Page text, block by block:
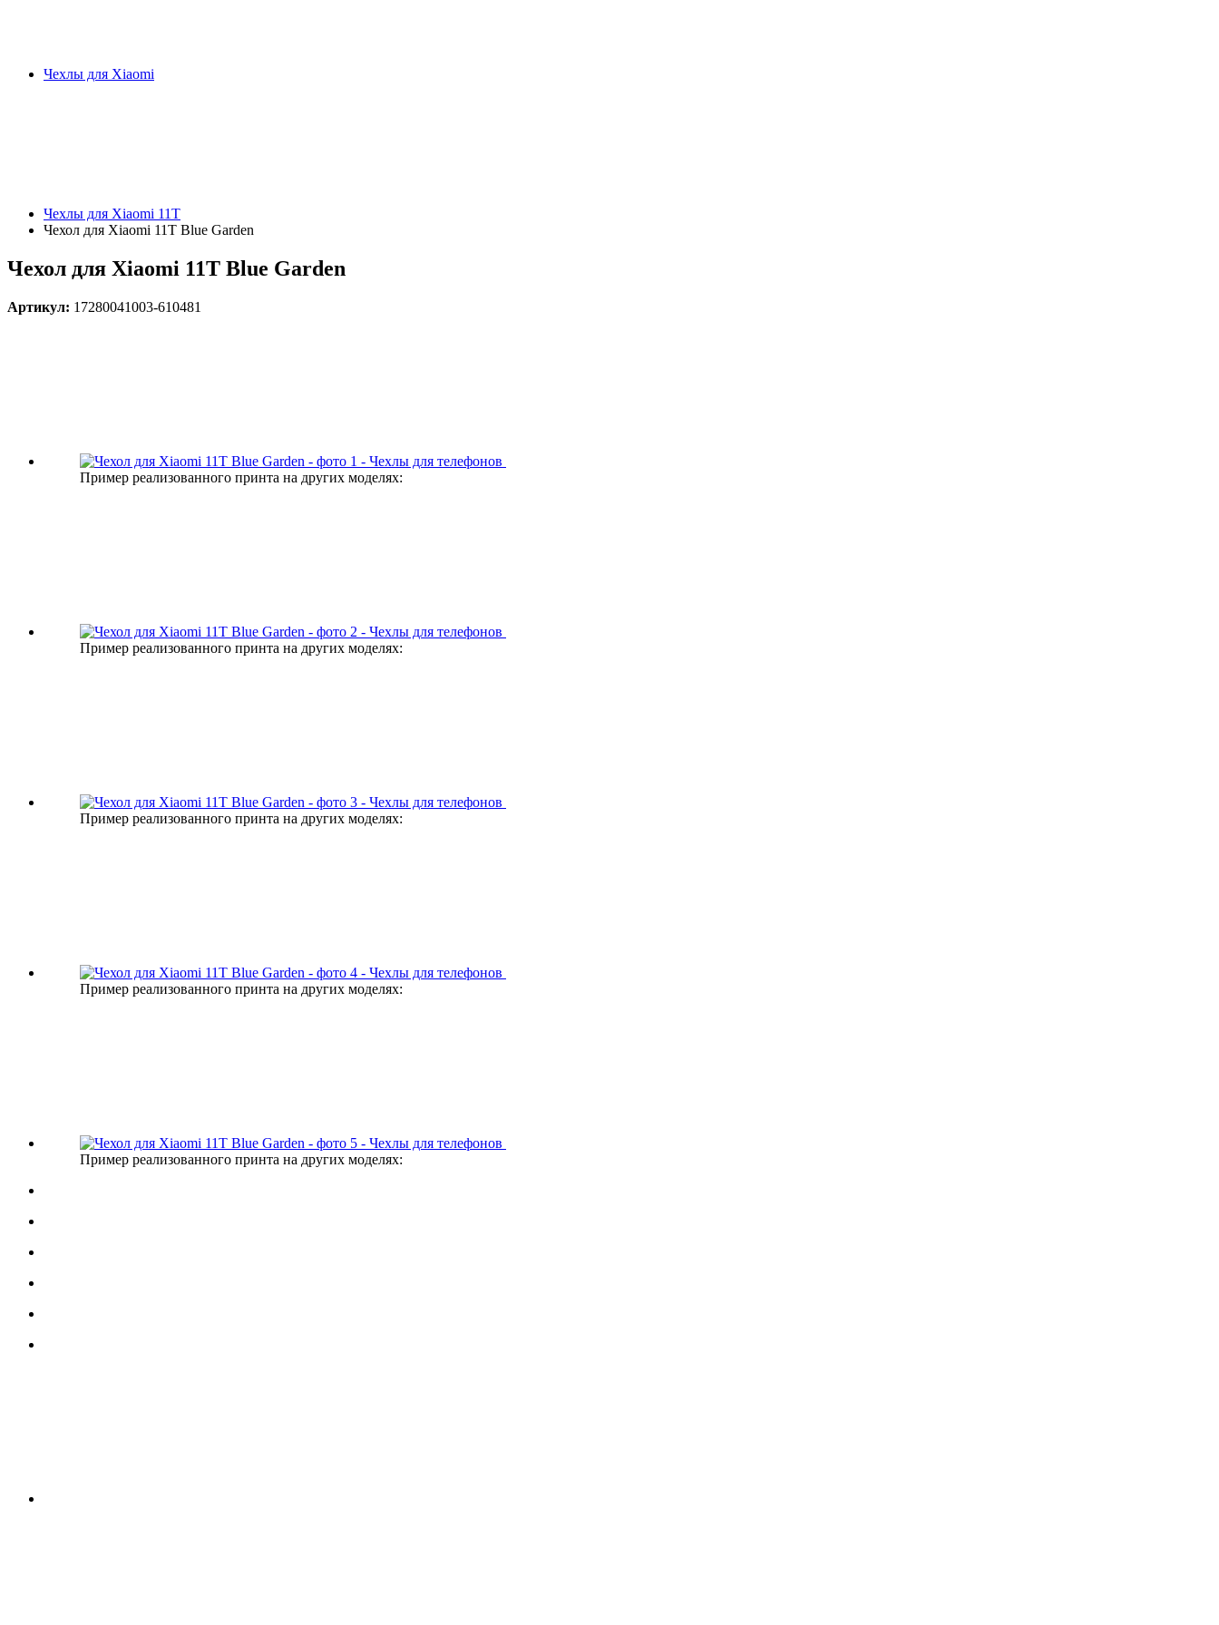
Чехлы для Xiaomi
Чехлы для Xiaomi 11T
Чехол для Xiaomi 11T Blue Garden
Чехол для Xiaomi 11T Blue Garden
Артикул: 17280041003-610481
Пример реализованного принта на других моделях:
Пример реализованного принта на других моделях:
Пример реализованного принта на других моделях:
Пример реализованного принта на других моделях:
Пример реализованного принта на других моделях: